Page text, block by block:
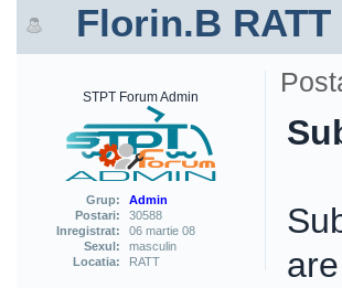
Florin.B RATT
STPT Forum Admin
Grup:
Admin
Postari:
30588
Inregistrat:
06 martie 08
Sexul:
masculin
Locatia:
RATT